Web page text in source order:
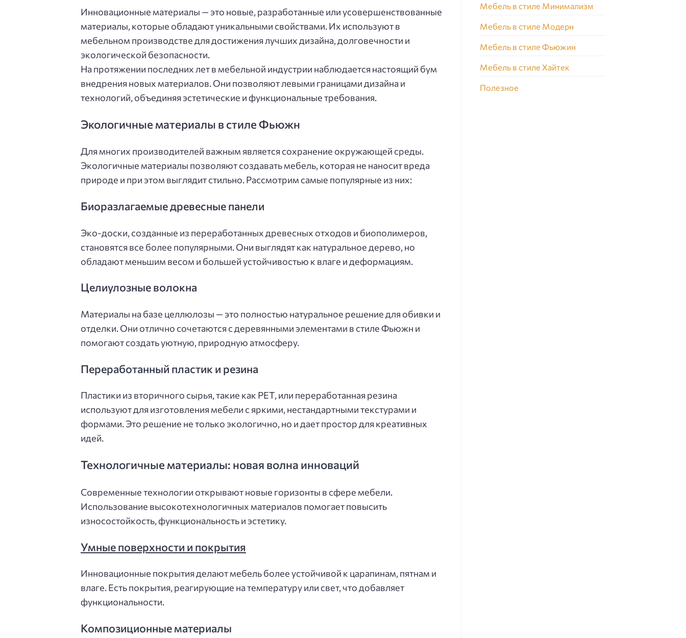
Инновационные материалы — это новые, разработанные или усовершенствованные
материалы, которые обладают уникальными свойствами. Их используют в
мебельном производстве для достижения лучших дизайна, долговечности и
экологической безопасности.
На протяжении последних лет в мебельной индустрии наблюдается настоящий бум
внедрения новых материалов. Они позволяют левыми границами дизайна и
технологий, объединяя эстетические и функциональные требования.
Экологичные материалы в стиле Фьюжн
Для многих производителей важным является сохранение окружающей среды.
Экологичные материалы позволяют создавать мебель, которая не наносит вреда
природе и при этом выглядит стильно. Рассмотрим самые популярные из них:
Биоразлагаемые древесные панели
Эко-доски, созданные из переработанных древесных отходов и биополимеров,
становятся все более популярными. Они выглядят как натуральное дерево, но
обладают меньшим весом и большей устойчивостью к влаге и деформациям.
Целиулозные волокна
Материалы на базе целлюлозы — это полностью натуральное решение для обивки и
отделки. Они отлично сочетаются с деревянными элементами в стиле Фьюжн и
помогают создать уютную, природную атмосферу.
Переработанный пластик и резина
Пластики из вторичного сырья, такие как PET, или переработанная резина
используют для изготовления мебели с яркими, нестандартными текстурами и
формами. Это решение не только экологично, но и дает простор для креативных
идей.
Технологичные материалы: новая волна инноваций
Современные технологии открывают новые горизонты в сфере мебели.
Использование высокотехнологичных материалов помогает повысить
износостойкость, функциональность и эстетику.
Умные поверхности и покрытия
Инновационные покрытия делают мебель более устойчивой к царапинам, пятнам и
влаге. Есть покрытия, реагирующие на температуру или свет, что добавляет
функциональности.
Композиционные материалы
Мебель в стиле Минимализм
Мебель в стиле Модерн
Мебель в стиле Фьюжин
Мебель в стиле Хайтек
Полезное